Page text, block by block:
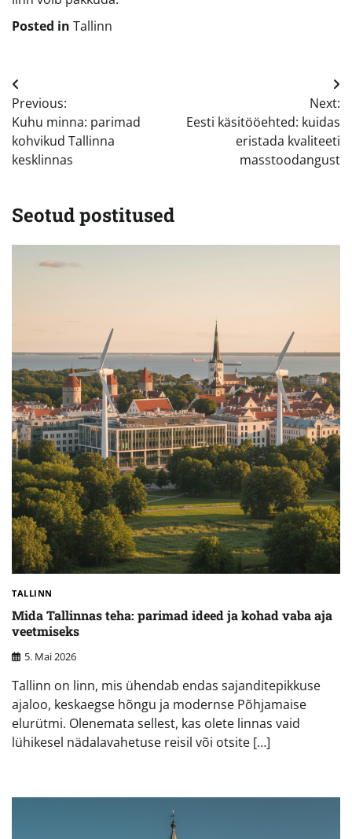
Posted in Tallinn
Navigeerimine
Previous:
Kuhu minna: parimad
kohvikud Tallinna
kesklinnas
Next:
Eesti käsitööehted: kuidas
eristada kvaliteeti
masstoodangust
Seotud postitused
TALLINN
Mida Tallinnas teha: parimad ideed ja kohad vaba aja
veetmiseks
5. Mai 2026
Tallinn on linn, mis ühendab endas sajanditepikkuse
ajaloo, keskaegse hõngu ja modernse Põhjamaise
elurütmi. Olenemata sellest, kas olete linnas vaid
lühikesel nädalavahetuse reisil või otsite […]